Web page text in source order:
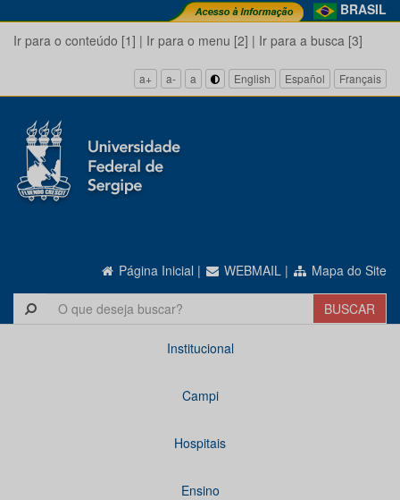
BRASIL
Ir para o conteúdo [1] | Ir para o menu [2] | Ir para a busca [3]
a+ a- a English Español Français
Página Inicial | WEBMAIL | Mapa do Site
Institucional
Campi
Hospitais
Ensino